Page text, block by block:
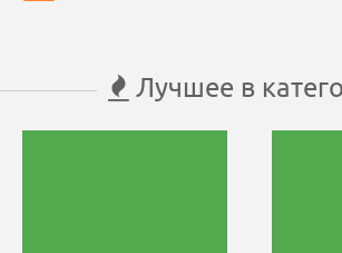
Лучшее в